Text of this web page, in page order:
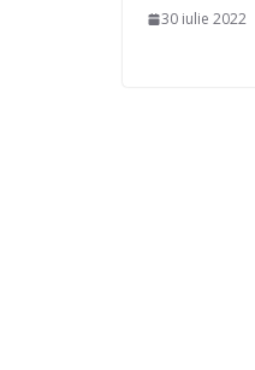
30 iulie 2022